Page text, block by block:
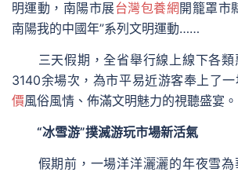
明運動，南陽市展台灣包養網開籠罩市
南陽我的中國年”系列文明運動……
三天假期，全省舉行線上線下各類
3140余場次，為市平易近游客奉上了
價風俗風情、佈滿文明魅力的視聽盛宴。
“冰雪游”撲滅游玩市場新活氣
假期前，一場洋洋灑灑的年夜雪為